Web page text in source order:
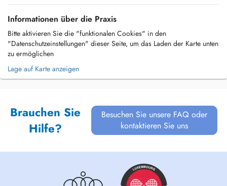
Informationen über die Praxis
Bitte aktivieren Sie die "funktionalen Cookies" in den
"Datenschutzeinstellungen" dieser Seite, um das Laden der Karte unten
zu ermöglichen
Lage auf Karte anzeigen
Brauchen Sie
Hilfe?
Besuchen Sie unsere FAQ oder
kontaktieren Sie uns